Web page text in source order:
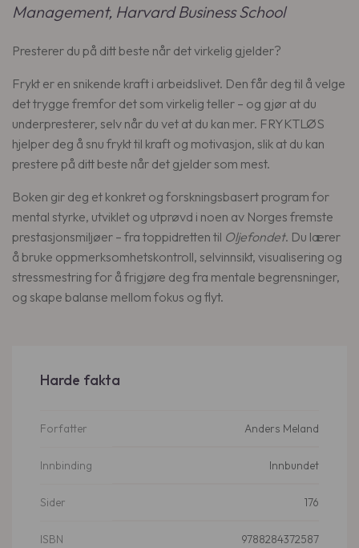
l
Management, Harvard Business School
Presterer du på ditt beste når det virkelig gjelder?
Frykt er en snikende kraft i arbeidslivet. Den får deg til å velge
det trygge fremfor det som virkelig teller – og gjør at du
underpresterer, selv når du vet at du kan mer. FRYKTLØS
hjelper deg å snu frykt til kraft og motivasjon, slik at du kan
prestere på ditt beste når det gjelder som mest.
Boken gir deg et konkret og forskningsbasert program for
mental styrke, utviklet og utprøvd i noen av Norges fremste
prestasjonsmiljøer – fra toppidretten til Oljefondet. Du lærer
å bruke oppmerksomhetskontroll, selvinnsikt, visualisering og
stressmestring for å frigjøre deg fra mentale begrensninger,
og skape balanse mellom fokus og flyt.
Harde fakta
Forfatter Anders Meland
Innbinding Innbundet
Sider 176
ISBN 9788284372587